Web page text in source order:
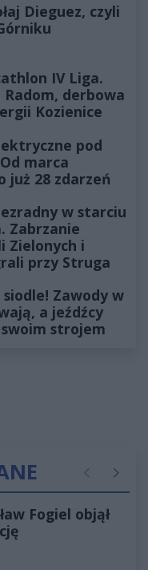
Dieguez, czyli
IV Liga.
Radom, derbowa
Kozienice
pod
marca
już 28 zdarzeń
w starciu
Zabrzanie
Zielonych i
przy Struga
siodle! Zawody w
a jeźdźcy
strojem
Poprzednie
Fogiel objął